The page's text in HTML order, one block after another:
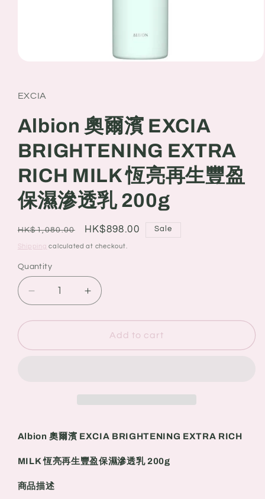
in
modal
EXCIA
Albion 奧爾濱 EXCIA
BRIGHTENING EXTRA
RICH MILK 恆亮再生豐盈
保濕滲透乳 200g
Regular
price
HK$1,080.00
Sale
price
HK$898.00 Sale
Shipping calculated at checkout.
Quantity
Quantity
Decrease
quantity
for
奧
BRIGHTENING
RICH
恆
再
Increase
quantity
for
Albion
奧
EXCIA
BRIGHTENING
RICH
恆
Add to cart
Albion 奧爾濱 EXCIA BRIGHTENING EXTRA RICH
MILK 恆亮再生豐盈保濕滲透乳 200g
商品描述